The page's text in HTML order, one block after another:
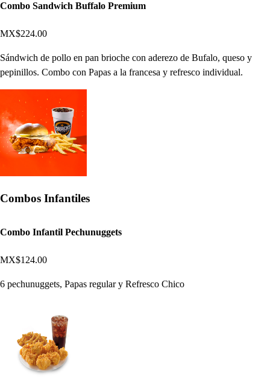
Combo Sandwich Buffalo Premium
MX$224.00
Sándwich de pollo en pan brioche con aderezo de Bufalo, queso y
pepinillos. Combo con Papas a la francesa y refresco individual.
Combos Infantiles
Combo Infantil Pechunuggets
MX$124.00
6 pechunuggets, Papas regular y Refresco Chico